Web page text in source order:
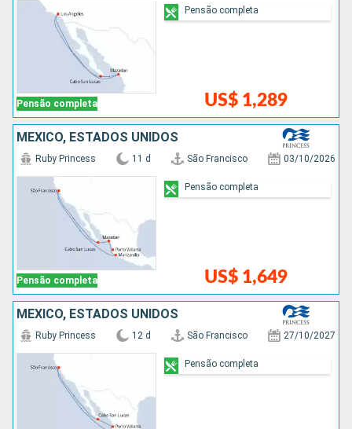
Pensão completa US$ 1,289
Pensão completa
MÉXICO, ESTADOS UNIDOS
Pensão completa
Ruby Princess 11 d São Francisco 03/10/2026
US$ 1,649
Pensão completa
MÉXICO, ESTADOS UNIDOS
Ruby Princess 12 d São Francisco 27/10/2027
Pensão completa